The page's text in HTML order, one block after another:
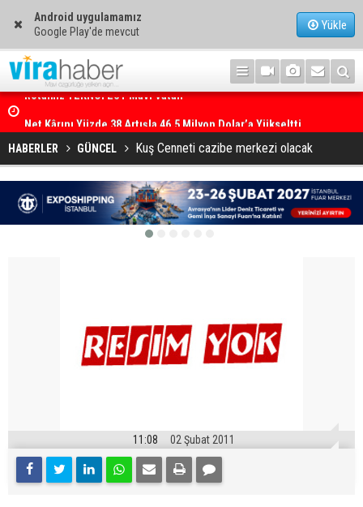
Android uygulamamız
Google Play'de mevcut
Yükle
HABERLER GÜNCEL Kuş Cenneti cazibe merkezi olacak
11:08 02 Şubat 2011